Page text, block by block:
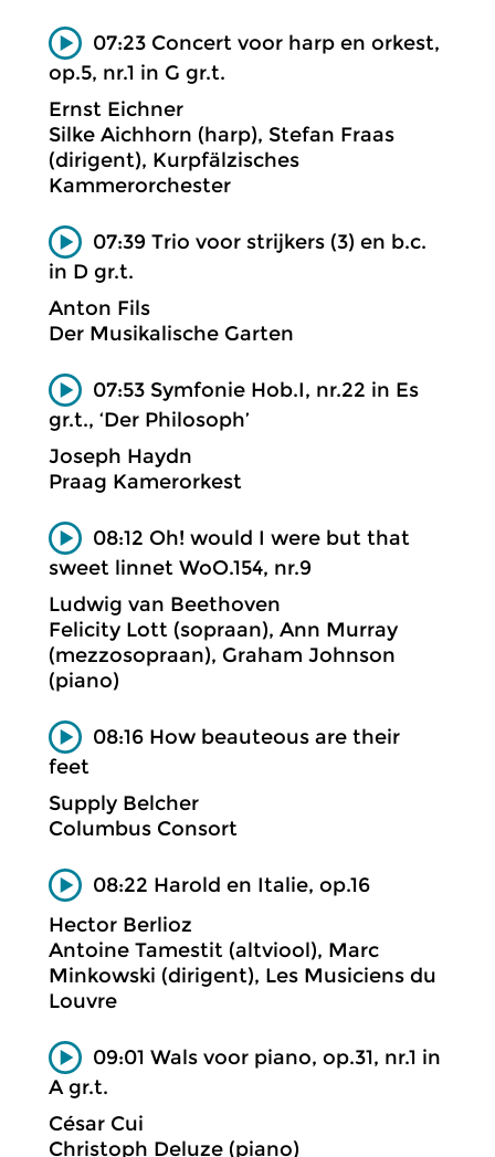
07:23 Concert voor harp en orkest,
op.5, nr.1 in G gr.t.
Ernst Eichner
Silke Aichhorn (harp), Stefan Fraas
(dirigent), Kurpfälzisches
Kammerorchester
07:39 Trio voor strijkers (3) en b.c.
in D gr.t.
Anton Fils
Der Musikalische Garten
07:53 Symfonie Hob.I, nr.22 in Es
gr.t., ‘Der Philosoph’
Joseph Haydn
Praag Kamerorkest
08:12 Oh! would I were but that
sweet linnet WoO.154, nr.9
Ludwig van Beethoven
Felicity Lott (sopraan), Ann Murray
(mezzosopraan), Graham Johnson
(piano)
08:16 How beauteous are their
feet
Supply Belcher
Columbus Consort
08:22 Harold en Italie, op.16
Hector Berlioz
Antoine Tamestit (altviool), Marc
Minkowski (dirigent), Les Musiciens du
Louvre
09:01 Wals voor piano, op.31, nr.1 in
A gr.t.
César Cui
Christoph Deluze (piano)